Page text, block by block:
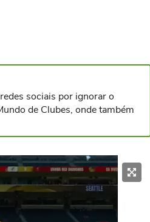
sociais por ignorar o
de Clubes, onde também